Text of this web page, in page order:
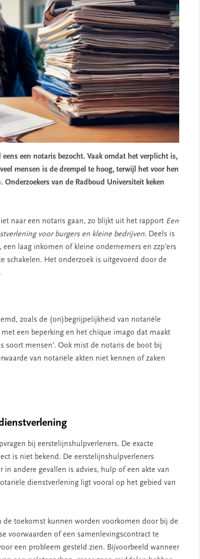
een notaris bezocht. Vaak omdat het verplicht is,
mensen is de drempel te hoog, terwijl het voor hen
van de Radboud Universiteit keken
naar een notaris gaan, zo blijkt uit het rapport Een
voor burgers en kleine bedrijven. Deels is
laag inkomen of kleine ondernemers en zzp’ers
schakelen. Het onderzoek is uitgevoerd door de
zoals de (on)begrijpelijkheid van notariële
een beperking en het chique imago dat maakt
soort mensen’. Ook mist de notaris de boot bij
van notariële akten niet kennen of zaken
bij eerstelijnshulpverleners. De exacte
is niet bekend. De eerstelijnshulpverleners
andere gevallen is advies, hulp of een akte van
dienstverlening ligt vooral op het gebied van
toekomst kunnen worden voorkomen door bij de
voorwaarden of een samenlevingscontract te
een probleem gesteld zien. Bijvoorbeeld wanneer